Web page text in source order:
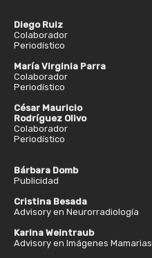
Diego Ruiz
Colaborador
Periodístico
María Virginia Parra
Colaborador
Periodístico
César Mauricio
Rodríguez Olivo
Colaborador
Periodístico
Bárbara Domb
Publicidad
Cristina Besada
Advisory en Neurorradiología
Karina Weintraub
Advisory en Imágenes Mamarias